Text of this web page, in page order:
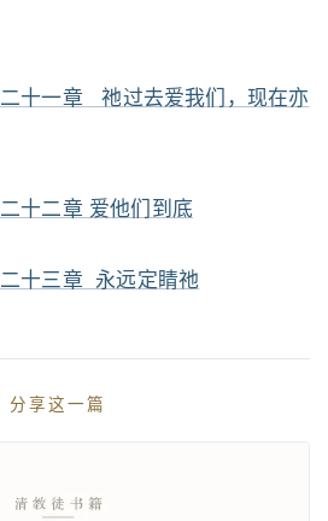
十一章 祂过去爱我们，现在亦
十二章 爱他们到底
十三章 永远定睛祂
分享这一篇